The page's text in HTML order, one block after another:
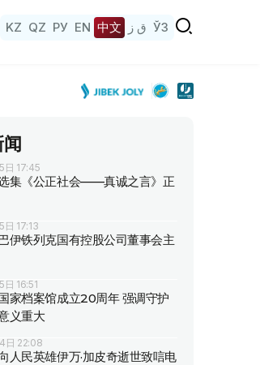
KZ QZ РУ EN 中文 ق ز ЎЗ
日 17:45
集《公正社会——真诚之言》正
17:13
伊铁列克国有控股公司董事会主
16:51
家档案馆成立20周年 强调守护
义重大
日 22:08
人民英雄伊万·加皮奇逝世致唁电